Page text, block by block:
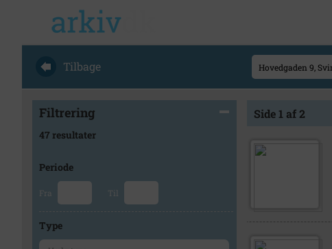
Tilbage
Filtrering
47 resultater
Periode
Fra Til
Type
Side 1 af 2